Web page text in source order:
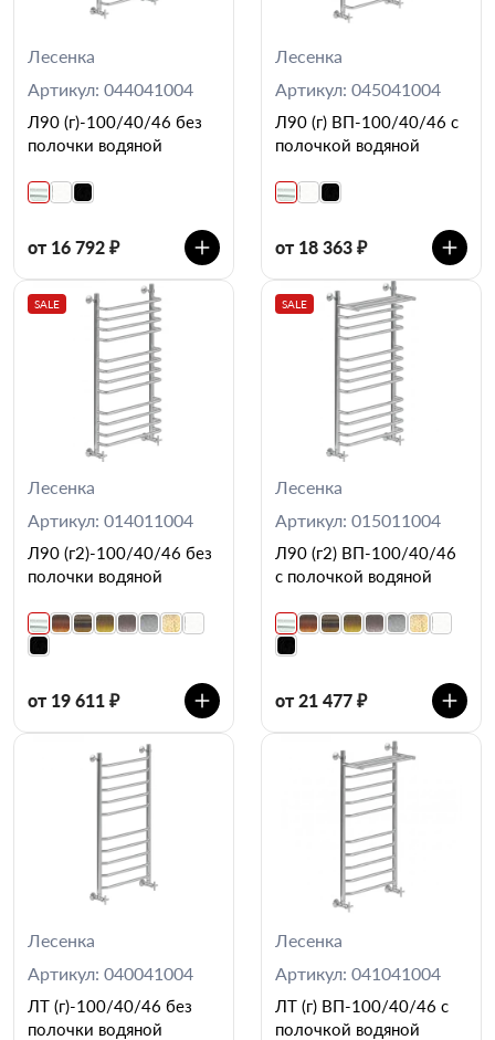
Лесенка
Артикул: 044041004
Л90 (г)-100/40/46 без
полочки водяной
от 16 792 ₽
Лесенка
Артикул: 045041004
Л90 (г) ВП-100/40/46 с
полочкой водяной
от 18 363 ₽
SALE
Лесенка
Артикул: 014011004
Л90 (г2)-100/40/46 без
полочки водяной
от 19 611 ₽
SALE
Лесенка
Артикул: 015011004
Л90 (г2) ВП-100/40/46
с полочкой водяной
от 21 477 ₽
Лесенка
Артикул: 040041004
ЛТ (г)-100/40/46 без
полочки водяной
Лесенка
Артикул: 041041004
ЛТ (г) ВП-100/40/46 с
полочкой водяной